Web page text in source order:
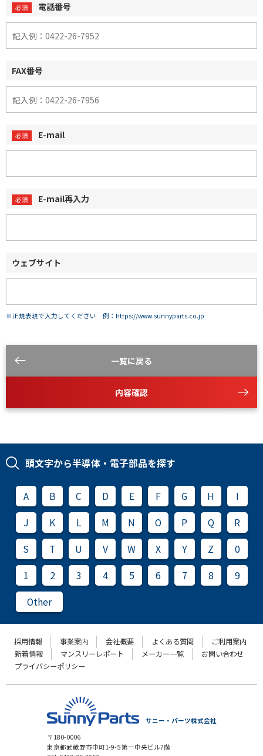
電話番号
FAX番号
E-mail
E-mail再入力
ウェブサイト
※正規表現で入力してください 例：https://www.sunnyparts.co.jp
一覧に戻る
内容確認
頭文字から半導体・電子部品を探す
A B C D E F G H
I
J
K L M N O P Q
R
S
T U V W X Y Z
0
1
2 3 4 5 6 7 8
9
Other
採用情報 事業案内 会社概要 よくある質問
ご利用案内
新着情報
マンスリーレポート メーカー一覧
お問い合わせ
プライバシーポリシー
サニー・パーツ株式会社
〒180-0006
東京都武蔵野市中町1-9-5 第一中央ビル7階